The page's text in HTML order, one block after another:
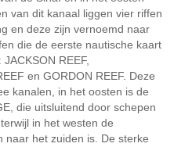
van dit kanaal liggen vier riffen
en deze zijn vernoemd naar
die de eerste nautische kaart
REEF,
en GORDON REEF. Deze
kanalen, in het oosten is de
die uitsluitend door schepen
in het westen de
naar het zuiden is. De sterke